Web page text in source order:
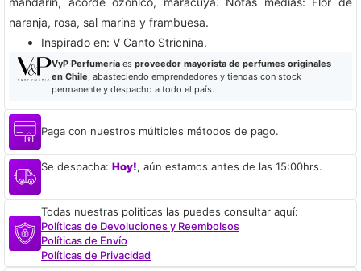
naranja, rosa, sal marina y frambuesa.
​Inspirado en: V Canto Stricnina.
VyP Perfumeríaes proveedor mayorista de perfumes originales
en Chile, abasteciendo emprendedores y tiendas con stock
permanente y despacho a todo el país.
Paga con nuestros múltiples métodos de pago.
Se despacha: Hoy!, aún estamos antes de las 15:00hrs.
Todas nuestras políticas las puedes consultar aquí:
Políticas de Devoluciones y Reembolsos
Políticas de Envío
Políticas de Privacidad